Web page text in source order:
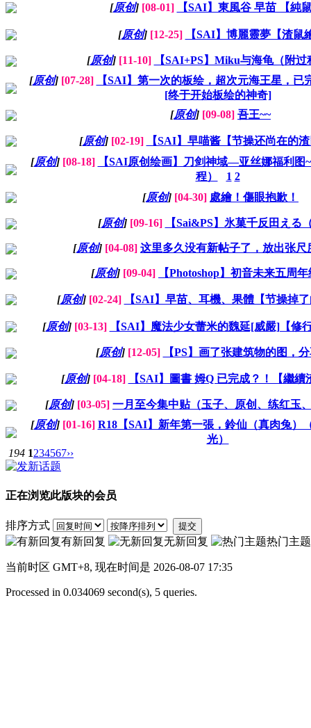
[原创] [08-01] 【SAI】東風谷 早苗 【純
[原创] [12-25] 【SAI】博麗靈夢【渣鼠
[原创] [11-10]
【SAI+PS】Miku与海龟（附过
[原创] [07-28]
【SAI】第一次的板绘，超次元海王星，
[终于开始板绘的神奇]
[原创] [09-08] 吾王~~
[原创] [02-19]
【SAI】早喵酱【节操还尚在的
[原创] [08-18]
【SAI原创绘画】刀剑神域—亚丝娜福利图
程）
1 2
[原创] [04-30] 處繪！傷眼抱歉！
[原创] [09-16] 【Sai&PS】氷菓千反田える
[原创] [04-08] 这里多久没有新帖子了，放出张尺
[原创] [09-04] 【Photoshop】初音未来五周
[原创] [02-24] 【SAI】早苗、耳機、果體【节操掉
[原创] [03-13] 【SAI】魔法少女蕾米的魏延[威嚴]【修
[原创] [12-05] 【PS】画了张建筑物的图，
[原创] [04-18] 【SAI】圖書 姆Q 已完成？！【繼續
[原创] [03-05] 一月至今集中贴（玉子、原创、练红玉
[原创] [01-16] R18【SAI】新年第一張，鈴仙（真肉兔）
光）
194 1234567››
正在浏览此版块的会员
排序方式 提交
有新回复 无新回复 热门主题
当前时区 GMT+8, 现在时间是 2026-08-07 17:35
Processed in 0.034069 second(s), 5 queries.